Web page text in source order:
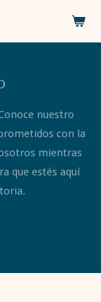
nuestro
con la
mientras
que estés aquí